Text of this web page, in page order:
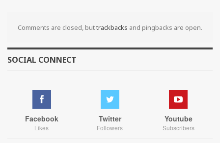
Comments are closed, buttrackbacks and pingbacks are open.
SOCIAL CONNECT
Facebook
Likes
Twitter
Followers
Youtube
Subscribers